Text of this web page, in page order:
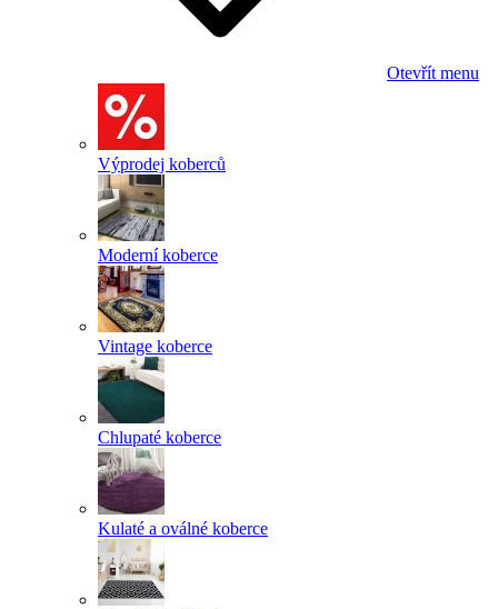
Otevřít menu
Výprodej koberců
Moderní koberce
Vintage koberce
Chlupaté koberce
Kulaté a oválné koberce